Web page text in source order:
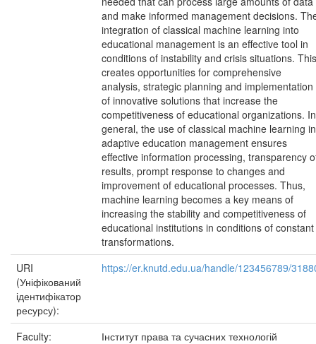
and make informed management decisions.
integration of classical machine learning into
educational management is an effective tool in
conditions of instability and crisis situations. This
creates opportunities for comprehensive
analysis, strategic planning and implementation
of innovative solutions that increase the
competitiveness of educational organizations. In
general, the use of classical machine learning in
adaptive education management ensures
effective information processing, transparency
results, prompt response to changes and
improvement of educational processes. Thus,
machine learning becomes a key means of
increasing the stability and competitiveness of
educational institutions in conditions of constant
transformations.
URI
(Уніфікований
ідентифікатор
ресурсу):
https://er.knutd.edu.ua/handle/123456789/
Faculty:
Інститут права та сучасних технологій